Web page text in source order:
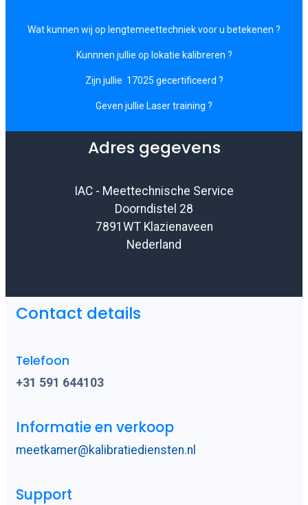
Wat kunnen wij op lengtemeettechniek voor u betekenen ?
Kunnnen jullie op lokatie kalibreren ?
Zijn jullie 17025 gecertificeerd ?
Geven jullie Laser training ?
Adres gegevens
IAC - Meettechnische Service
Doorndistel 28
7891WT Klazienaveen
Nederland
Contact details
Telefoon
+31 591 644103
Informatie en verkoop
meetkamer@kalibratiediensten.nl
Support